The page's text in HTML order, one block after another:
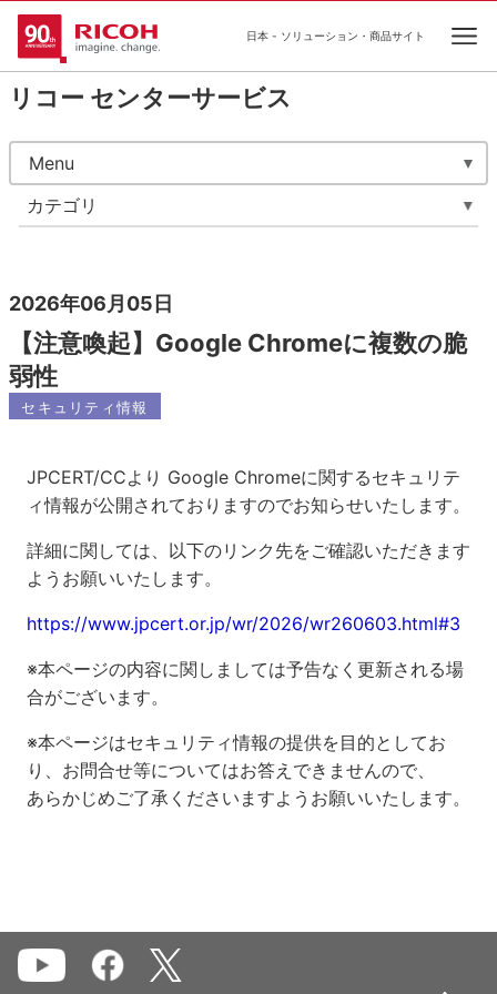
日本 - ソリューション・商品サイト
リコー センターサービス
Menu
カテゴリ
2026年06月05日
【注意喚起】Google Chromeに複数の脆
弱性
セキュリティ情報
JPCERT/CCより Google Chromeに関するセキュリテ
ィ情報が公開されておりますのでお知らせいたします。
詳細に関しては、以下のリンク先をご確認いただきます
ようお願いいたします。
https://www.jpcert.or.jp/wr/2026/wr260603.html#3
※本ページの内容に関しましては予告なく更新される場
合がございます。
※本ページはセキュリティ情報の提供を目的としてお
り、お問合せ等についてはお答えできませんので、
あらかじめご了承くださいますようお願いいたします。